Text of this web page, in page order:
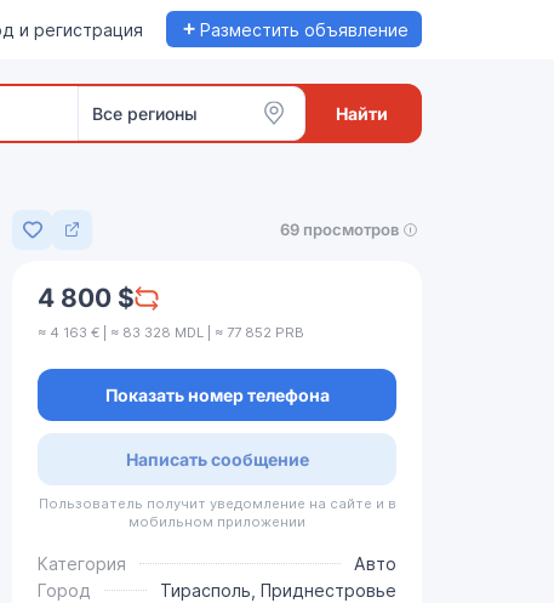
и регистрация + Разместить объявление
Все регионы Найти
Добавить в избранное
69 просмотров
4 800 $
≈ 4 163 € | ≈ 83 328 MDL | ≈ 77 852 PRB
Показать номер телефона
Написать сообщение
Пользователь получит уведомление на сайте и в
мобильном приложении
Категория
Авто
Город
Тирасполь, Приднестровье